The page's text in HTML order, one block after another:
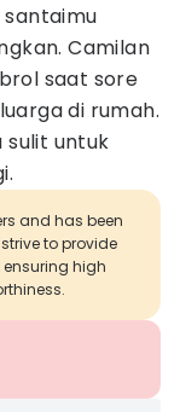
Camilan
saat sore
di rumah.
sulit untuk
and has been
to provide
high